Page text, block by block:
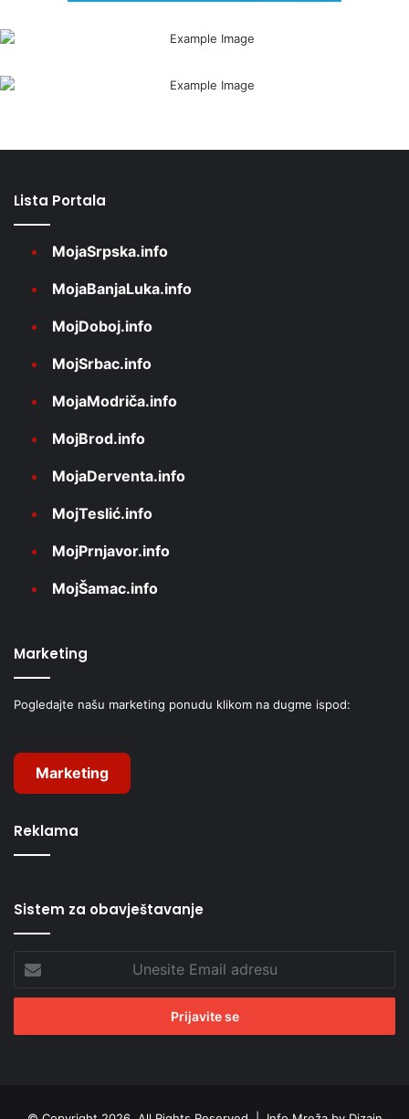
Lista Portala
MojaSrpska.info
MojaBanjaLuka.info
MojDoboj.info
MojSrbac.info
MojaModriča.info
MojBrod.info
MojaDerventa.info
MojTeslić.info
MojPrnjavor.info
MojŠamac.info
Marketing
Pogledajte našu marketing ponudu klikom na dugme ispod:
Marketing
Reklama
Sistem za obavještavanje
Email
adresu